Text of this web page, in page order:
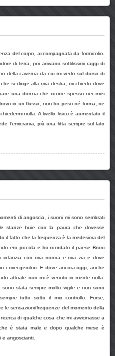
del corpo, accompagnata da formicolio.
di terra, poi arrivano sottilissimi raggi di
della caverna da cui mi vedo sul dorso di
si dirige alla mia destra; mi chiedo dove
una donna che ricorre spesso nei miei
in un flusso, non ho peso né forma, ne
nulla. A livello fisico è aumentato il
l’emicrania, più una fitta sempre sul lato
di angoscia, i suoni mi sono sembrati
stanze buie con la paura che dovesse
il fatto che la frequenza è la medesima del
ero piccola e ho ricordato il paese Broni
infanzia con mia nonna e mia zia e dove
i miei genitori. E dove ancora oggi, anche
attuale non mi è venuto in mente nulla.
sono stata sempre molto vigile e non sono
tutto sotto il mio controllo. Forse,
le sensazioni/frequenze del momento della
di qualche cosa che mi avvicinasse a
è stata male e dopo qualche mese è
e angoscianti.